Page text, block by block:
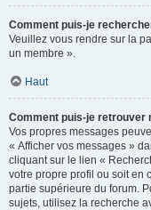
Comment puis-je
Veuillez vous rendre sur la
un membre ».
Haut
Comment puis-je retrouver
Vos propres messages
« Afficher vos messages »
cliquant sur le lien «
votre propre profil ou soit en
partie supérieure du forum.
sujets, utilisez la recherche